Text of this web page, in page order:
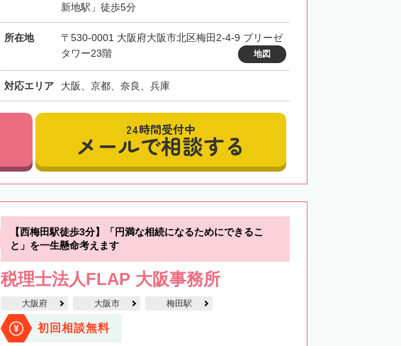
新地駅」徒歩5分
所在地
〒530-0001 大阪府大阪市北区梅田2-4-9 ブリーゼ
タワー23階
地図
対応エリア 大阪、京都、奈良、兵庫
24時間受付中
メールで相談する
【西梅田駅徒歩3分】「円満な相続になるためにできるこ
と」を一生懸命考えます
税理士法人FLAP 大阪事務所
大阪府 大阪市 梅田駅
初回相談無料